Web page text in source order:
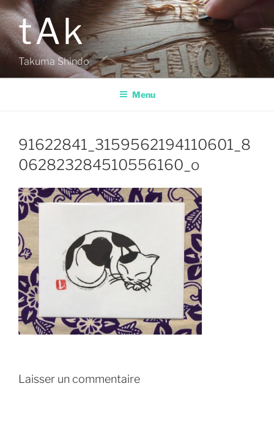
Aller
au
contenu
principaltAk
Takuma Shindo
Menu
91622841_3159562194110601_8
062823284510556160_o
Laisser un commentaire